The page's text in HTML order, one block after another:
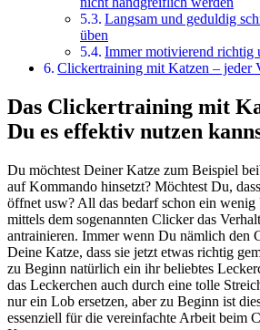
Langsam und geduldig
üben
Immer motivierend richtig
Clickertraining mit Katzen – jeder
Das Clickertraining mit
Du es effektiv nutzen
Du möchtest Deiner Katze zum Beispiel
auf Kommando hinsetzt? Möchtest Du,
öffnet usw? All das bedarf schon ein
mittels dem sogenannten Clicker das
antrainieren. Immer wenn Du nämlich den
Deine Katze, dass sie jetzt etwas richtig
zu Beginn natürlich ein ihr beliebtes
das Leckerchen auch durch eine tolle
nur ein Lob ersetzen, aber zu Beginn ist
essenziell für die vereinfachte Arbeit beim